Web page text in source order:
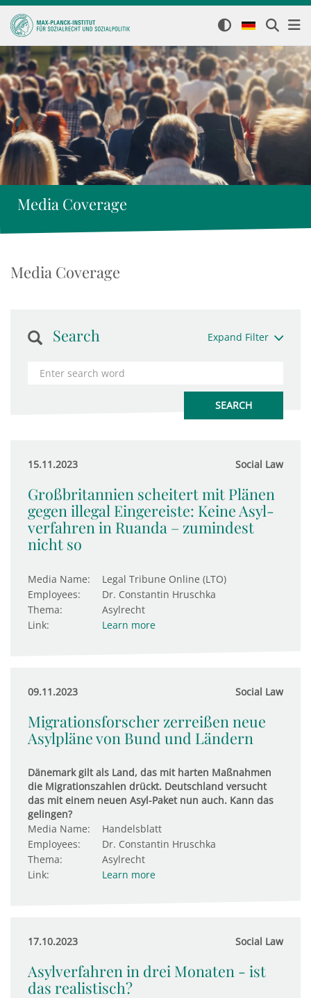
Media Coverage
Media Coverage
Search Expand Filter
15.11.2023 Social Law
Großbritannien scheitert mit Plänen
gegen illegal Eingereiste: Keine Asyl­
ver­fahren in Ruanda – zumin­dest
nicht so
Media Name:
Legal Tribune Online (LTO)
Employees:
Dr. Constantin Hruschka
Thema:
Asylrecht
Link:
Learn more
09.11.2023 Social Law
Migrationsforscher zerreißen neue
Asylpläne von Bund und Ländern
Dänemark gilt als Land, das mit harten Maßnahmen
die Migrationszahlen drückt. Deutschland versucht
das mit einem neuen Asyl-Paket nun auch. Kann das
gelingen?
Media Name:
Handelsblatt
Employees:
Dr. Constantin Hruschka
Thema:
Asylrecht
Link:
Learn more
17.10.2023 Social Law
Asylverfahren in drei Monaten - ist
das realistisch?